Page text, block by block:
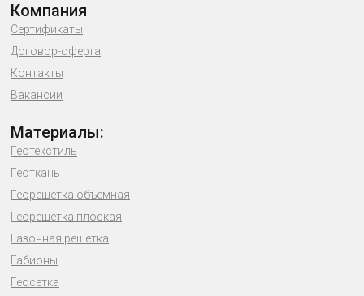
Компания
Сертификаты
Договор-оферта
Контакты
Вакансии
Материалы:
Геотекстиль
Геоткань
Георешетка объемная
Георешетка плоская
Газонная решетка
Габионы
Геосетка